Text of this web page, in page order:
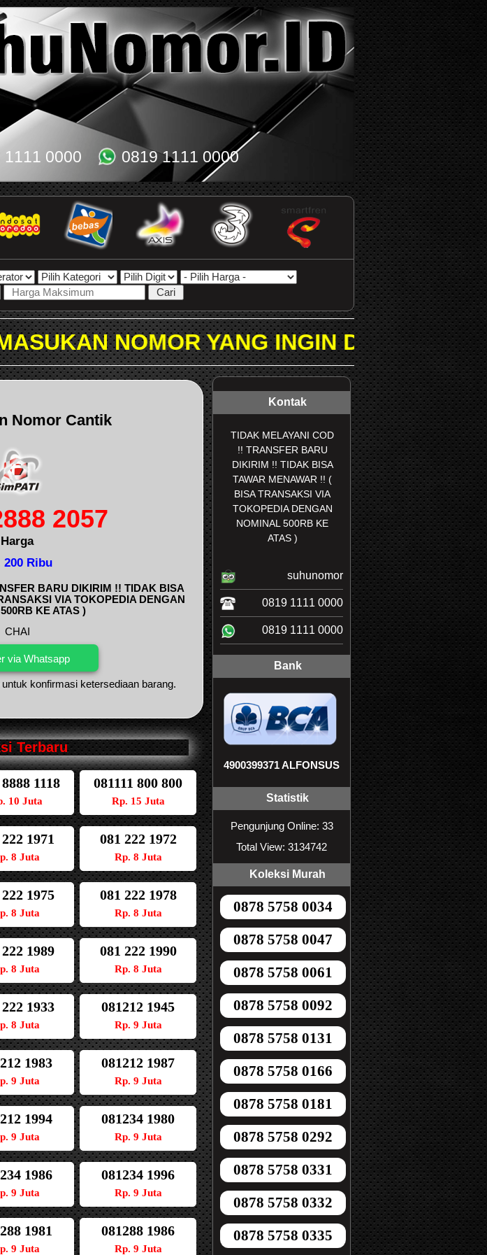
1111 0000 0819 1111 0000
YANG INGIN DICARI PADA KOLOM
Nomor Cantik
2057
Harga
200 Ribu
BARU DIKIRIM !! TIDAK BISA
VIA TOKOPEDIA DENGAN
KE ATAS )
CHAI
via Whatsapp
konfirmasi ketersediaan barang.
Terbaru
1118
10 Juta
081111 800 800
Rp. 15 Juta
1971
8 Juta
081 222 1972
Rp. 8 Juta
1975
8 Juta
081 222 1978
Rp. 8 Juta
1989
8 Juta
081 222 1990
Rp. 8 Juta
1933
8 Juta
081212 1945
Rp. 9 Juta
1983
9 Juta
081212 1987
Rp. 9 Juta
1994
9 Juta
081234 1980
Rp. 9 Juta
1986
9 Juta
081234 1996
Rp. 9 Juta
1981
9 Juta
081288 1986
Rp. 9 Juta
Kontak
TIDAK MELAYANI COD
!! TRANSFER BARU
DIKIRIM !! TIDAK BISA
TAWAR MENAWAR !! (
BISA TRANSAKSI VIA
TOKOPEDIA DENGAN
NOMINAL 500RB KE
ATAS )
suhunomor
0819 1111 0000
0819 1111 0000
Bank
4900399371 ALFONSUS
Statistik
Pengunjung Online: 33
Total View: 3134742
Koleksi Murah
0878 5758 0034
0878 5758 0047
0878 5758 0061
0878 5758 0092
0878 5758 0131
0878 5758 0166
0878 5758 0181
0878 5758 0292
0878 5758 0331
0878 5758 0332
0878 5758 0335